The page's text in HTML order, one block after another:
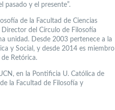
y el presente”.
de la Facultad de Ciencias
del Círculo de Filosofía
unidad. Desde 2003 pertenece a la
y Social, y desde 2014 es miembro
Retórica.
en la Pontificia U. Católica de
la Facultad de Filosofía y